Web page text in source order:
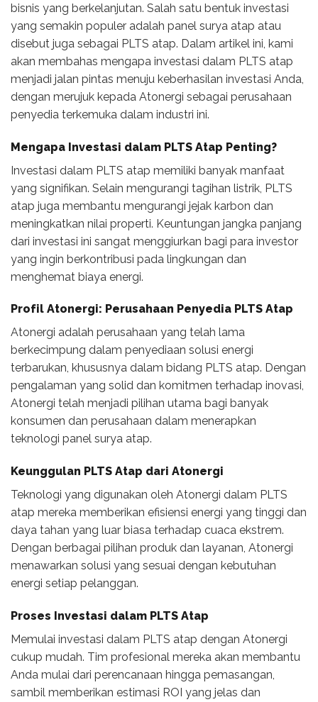
bisnis yang berkelanjutan. Salah satu bentuk investasi
yang semakin populer adalah panel surya atap atau
disebut juga sebagai PLTS atap. Dalam artikel ini, kami
akan membahas mengapa investasi dalam PLTS atap
menjadi jalan pintas menuju keberhasilan investasi Anda,
dengan merujuk kepada Atonergi sebagai perusahaan
penyedia terkemuka dalam industri ini.
Mengapa Investasi dalam PLTS Atap Penting?
Investasi dalam PLTS atap memiliki banyak manfaat
yang signifikan. Selain mengurangi tagihan listrik, PLTS
atap juga membantu mengurangi jejak karbon dan
meningkatkan nilai properti. Keuntungan jangka panjang
dari investasi ini sangat menggiurkan bagi para investor
yang ingin berkontribusi pada lingkungan dan
menghemat biaya energi.
Profil Atonergi: Perusahaan Penyedia PLTS Atap
Atonergi adalah perusahaan yang telah lama
berkecimpung dalam penyediaan solusi energi
terbarukan, khususnya dalam bidang PLTS atap. Dengan
pengalaman yang solid dan komitmen terhadap inovasi,
Atonergi telah menjadi pilihan utama bagi banyak
konsumen dan perusahaan dalam menerapkan
teknologi panel surya atap.
Keunggulan PLTS Atap dari Atonergi
Teknologi yang digunakan oleh Atonergi dalam PLTS
atap mereka memberikan efisiensi energi yang tinggi dan
daya tahan yang luar biasa terhadap cuaca ekstrem.
Dengan berbagai pilihan produk dan layanan, Atonergi
menawarkan solusi yang sesuai dengan kebutuhan
energi setiap pelanggan.
Proses Investasi dalam PLTS Atap
Memulai investasi dalam PLTS atap dengan Atonergi
cukup mudah. Tim profesional mereka akan membantu
Anda mulai dari perencanaan hingga pemasangan,
sambil memberikan estimasi ROI yang jelas dan